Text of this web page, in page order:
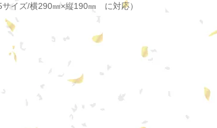
イズ/横290㎜×縦190㎜ に対応）